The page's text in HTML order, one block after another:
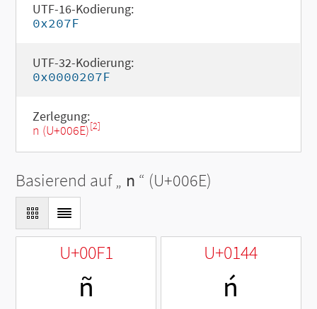
UTF-16-Kodierung:
0x207F
UTF-32-Kodierung:
0x0000207F
Zerlegung:
n (U+006E)[2]
Basierend auf „ n “ (U+006E)
U+00F1
ñ
U+0144
ń